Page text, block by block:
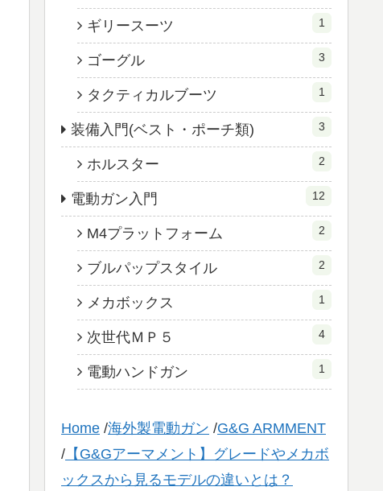
ギリースーツ 1
ゴーグル 3
タクティカルブーツ 1
装備入門(ベスト・ポーチ類) 3
ホルスター 2
電動ガン入門 12
M4プラットフォーム 2
ブルパップスタイル 2
メカボックス 1
次世代ＭＰ５ 4
電動ハンドガン 1
Home /海外製電動ガン /G&G ARMMENT
/ 【G&Gアーマメント】グレードやメカボ
ックスから見るモデルの違いとは？